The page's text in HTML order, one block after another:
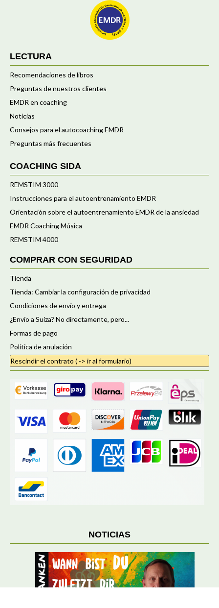
LECTURA
Recomendaciones de libros
Preguntas de nuestros clientes
EMDR en coaching
Noticias
Consejos para el autocoaching EMDR
Preguntas más frecuentes
COACHING SIDA
REMSTIM 3000
Instrucciones para el autoentrenamiento EMDR
Orientación sobre el autoentrenamiento EMDR de la ansiedad
EMDR Coaching Música
REMSTIM 4000
COMPRAR CON SEGURIDAD
Tienda
Tienda: Cambiar la configuración de privacidad
Condiciones de envío y entrega
¿Envío a Suiza? No directamente, pero...
Formas de pago
Política de anulación
Rescindir el contrato ( -> ir al formulario)
NOTICIAS